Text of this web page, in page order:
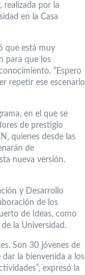
realizada por la
en la Casa
que está muy
para que los
“Espero
repetir ese escenario
en el que se
de prestigio
quienes desde las
de
nueva versión.
y Desarrollo
de los
de Ideas, como
la Universidad.
Son 30 jóvenes de
la bienvenida a los
expresó la